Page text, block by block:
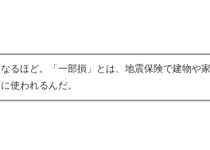
なるほど。「一部損」とは、地震保険で建物や
に使われるんだ。